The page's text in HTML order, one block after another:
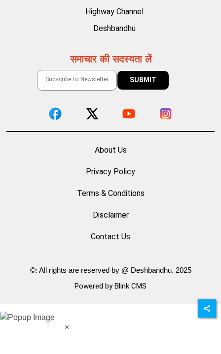
Highway Channel
Deshbandhu
समाचार की सदस्यता लें
About Us
Privacy Policy
Terms & Conditions
Disclaimer
Contact Us
©: All rights are reserved by @ Deshbandhu. 2025
Powered by Blink CMS
×